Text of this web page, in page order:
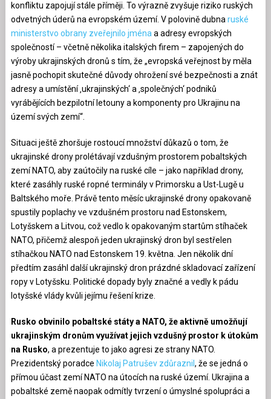
konfliktu zapojují stále příměji. To výrazně zvyšuje riziko ruských
odvetných úderů na evropském území. V polovině dubna ruské
ministerstvo obrany zveřejnilo jména a adresy evropských
společností – včetně několika italských firem – zapojených do
výroby ukrajinských dronů s tím, že „evropská veřejnost by měla
jasně pochopit skutečné důvody ohrožení své bezpečnosti a znát
adresy a umístění ‚ukrajinských‘ a ‚společných‘ podniků
vyrábějících bezpilotní letouny a komponenty pro Ukrajinu na
území svých zemí“.
Situaci ještě zhoršuje rostoucí množství důkazů o tom, že
ukrajinské drony prolétávají vzdušným prostorem pobaltských
zemí NATO, aby zaútočily na ruské cíle – jako například drony,
které zasáhly ruské ropné terminály v Primorsku a Ust-Lugě u
Baltského moře. Právě tento měsíc ukrajinské drony opakovaně
spustily poplachy ve vzdušném prostoru nad Estonskem,
Lotyšskem a Litvou, což vedlo k opakovaným startům stíhaček
NATO, přičemž alespoň jeden ukrajinský dron byl sestřelen
stíhačkou NATO nad Estonskem 19. května. Jen několik dní
předtím zasáhl další ukrajinský dron prázdné skladovací zařízení
ropy v Lotyšsku. Politické dopady byly značné a vedly k pádu
lotyšské vlády kvůli jejímu řešení krize.
Rusko obvinilo pobaltské státy a NATO, že aktivně umožňují
ukrajinským dronům využívat jejich vzdušný prostor k útokům
na Rusko, a prezentuje to jako agresi ze strany NATO.
Prezidentský poradce Nikolaj Patrušev zdůraznil, že se jedná o
přímou účast zemí NATO na útocích na ruské území. Ukrajina a
pobaltské země naopak odmítly tvrzení o úmyslné spolupráci a